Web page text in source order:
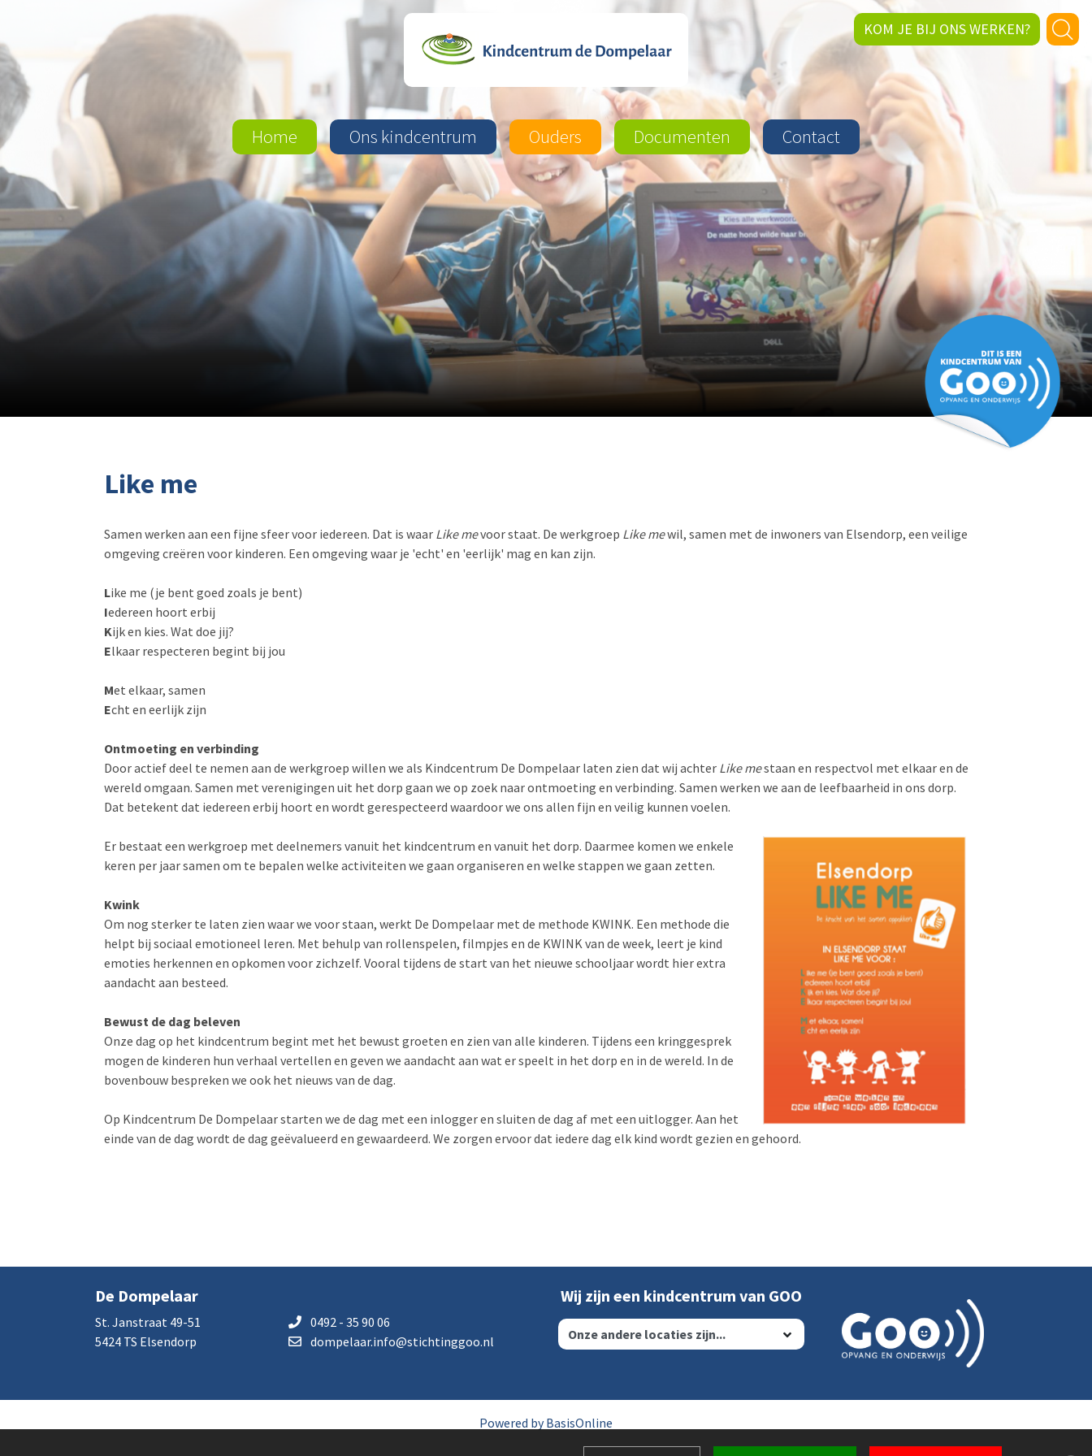
KOM JE BIJ ONS WERKEN?
Home Ons kindcentrum Ouders Documenten Contact
Like me
Samen werken aan een fijne sfeer voor iedereen. Dat is waar Like mevoor staat. De werkgroep Like mewil, samen met de inwoners van Elsendorp, een veilige
omgeving creëren voor kinderen. Een omgeving waar je 'echt' en 'eerlijk' mag en kan zijn.
Like me (je bent goed zoals je bent)
Iedereen hoort erbij
Kijk en kies. Wat doe jij?
Elkaar respecteren begint bij jou
Met elkaar, samen
Echt en eerlijk zijn
Ontmoeting en verbinding
Door actief deel te nemen aan de werkgroep willen we als Kindcentrum De Dompelaar laten zien dat wij achter Like mestaan en respectvol met elkaar en de
wereld omgaan. Samen met verenigingen uit het dorp gaan we op zoek naar ontmoeting en verbinding. Samen werken we aan de leefbaarheid in ons dorp.
Dat betekent dat iedereen erbij hoort en wordt gerespecteerd waardoor we ons allen fijn en veilig kunnen voelen.
Er bestaat een werkgroep met deelnemers vanuit het kindcentrum en vanuit het dorp. Daarmee komen we enkele
keren per jaar samen om te bepalen welke activiteiten we gaan organiseren en welke stappen we gaan zetten.
Kwink
Om nog sterker te laten zien waar we voor staan, werkt De Dompelaar met de methode KWINK. Een methode die
helpt bij sociaal emotioneel leren. Met behulp van rollenspelen, filmpjes en de KWINK van de week, leert je kind
emoties herkennen en opkomen voor zichzelf. Vooral tijdens de start van het nieuwe schooljaar wordt hier extra
aandacht aan besteed.
Bewust de dag beleven
Onze dag op het kindcentrum begint met het bewust groeten en zien van alle kinderen. Tijdens een kringgesprek
mogen de kinderen hun verhaal vertellen en geven we aandacht aan wat er speelt in het dorp en in de wereld. In de
bovenbouw bespreken we ook het nieuws van de dag.
Op Kindcentrum De Dompelaar starten we de dag met een inlogger en sluiten de dag af met een uitlogger. Aan het
einde van de dag wordt de dag geëvalueerd en gewaardeerd. We zorgen ervoor dat iedere dag elk kind wordt gezien en gehoord.
De Dompelaar
St. Janstraat 49-51
5424 TS Elsendorp
0492 - 35 90 06
dompelaar.info@stichtinggoo.nl
Wij zijn een kindcentrum van GOO
Powered by BasisOnline